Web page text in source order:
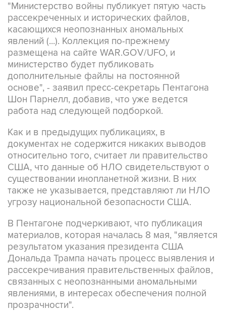
"Министерство войны публикует пятую часть
рассекреченных и исторических файлов,
касающихся неопознанных аномальных
явлений (...). Коллекция по-прежнему
размещена на сайте WAR.GOV/UFO, и
министерство будет публиковать
дополнительные файлы на постоянной
основе", - заявил пресс-секретарь Пентагона
Шон Парнелл, добавив, что уже ведется
работа над следующей подборкой.
Как и в предыдущих публикациях, в
документах не содержится никаких выводов
относительно того, считает ли правительство
США, что данные об НЛО свидетельствуют о
существовании инопланетной жизни. В них
также не указывается, представляют ли НЛО
угрозу национальной безопасности США.
В Пентагоне подчеркивают, что публикация
материалов, которая началась 8 мая, "является
результатом указания президента США
Дональда Трампа начать процесс выявления и
рассекречивания правительственных файлов,
связанных с неопознанными аномальными
явлениями, в интересах обеспечения полной
прозрачности".